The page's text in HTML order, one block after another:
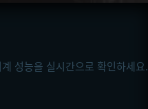
성능을 실시간으로 확인하세요.